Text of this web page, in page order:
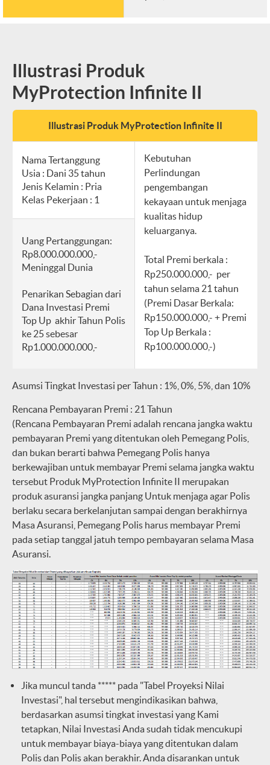
Illustrasi Produk
MyProtection Infinite II
Illustrasi Produk MyProtection Infinite II
Nama Tertanggung
Usia : Dani 35 tahun
Jenis Kelamin : Pria
Kelas Pekerjaan : 1
Kebutuhan
Perlindungan
pengembangan
kekayaan untuk menjaga
kualitas hidup
keluarganya.
Total Premi berkala :
Rp250.000.000,- per
tahun selama 21 tahun
(Premi Dasar Berkala:
Rp150.000.000,- + Premi
Top Up Berkala :
Rp100.000.000,-)
Uang Pertanggungan:
Rp8.000.000.000,-
Meninggal Dunia
Penarikan Sebagian dari
Dana Investasi Premi
Top Up akhir Tahun Polis
ke 25 sebesar
Rp1.000.000.000,-
Asumsi Tingkat Investasi per Tahun : 1%, 0%, 5%, dan 10%
Rencana Pembayaran Premi : 21 Tahun
(Rencana Pembayaran Premi adalah rencana jangka waktu
pembayaran Premi yang ditentukan oleh Pemegang Polis,
dan bukan berarti bahwa Pemegang Polis hanya
berkewajiban untuk membayar Premi selama jangka waktu
tersebut Produk MyProtection Infinite II merupakan
produk asuransi jangka panjang Untuk menjaga agar Polis
berlaku secara berkelanjutan sampai dengan berakhirnya
Masa Asuransi, Pemegang Polis harus membayar Premi
pada setiap tanggal jatuh tempo pembayaran selama Masa
Asuransi.
Jika muncul tanda ***** pada "Tabel Proyeksi Nilai
Investasi", hal tersebut mengindikasikan bahwa,
berdasarkan asumsi tingkat investasi yang Kami
tetapkan, Nilai Investasi Anda sudah tidak mencukupi
untuk membayar biaya-biaya yang ditentukan dalam
Polis dan Polis akan berakhir. Anda disarankan untuk